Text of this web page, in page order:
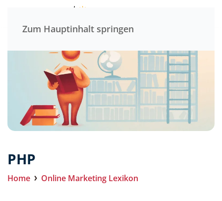
Zum Hauptinhalt springen
PHP
Home Online Marketing Lexikon